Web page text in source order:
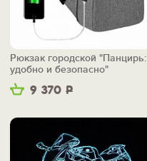
9 370 Р
Рюкзак городской "Панцирь:
удобно и безопасно"